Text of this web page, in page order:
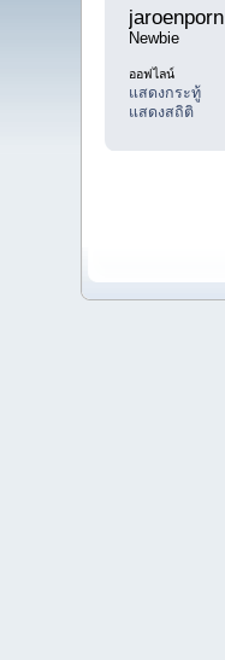
jaroenporn
Newbie
ออฟไลน์
แสดงกระทู้
แสดงสถิติ